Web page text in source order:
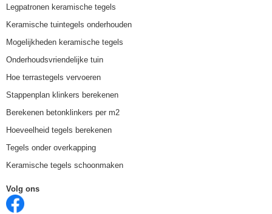
Legpatronen keramische tegels
Keramische tuintegels onderhouden
Mogelijkheden keramische tegels
Onderhoudsvriendelijke tuin
Hoe terrastegels vervoeren
Stappenplan klinkers berekenen
Berekenen betonklinkers per m2
Hoeveelheid tegels berekenen
Tegels onder overkapping
Keramische tegels schoonmaken
Volg ons